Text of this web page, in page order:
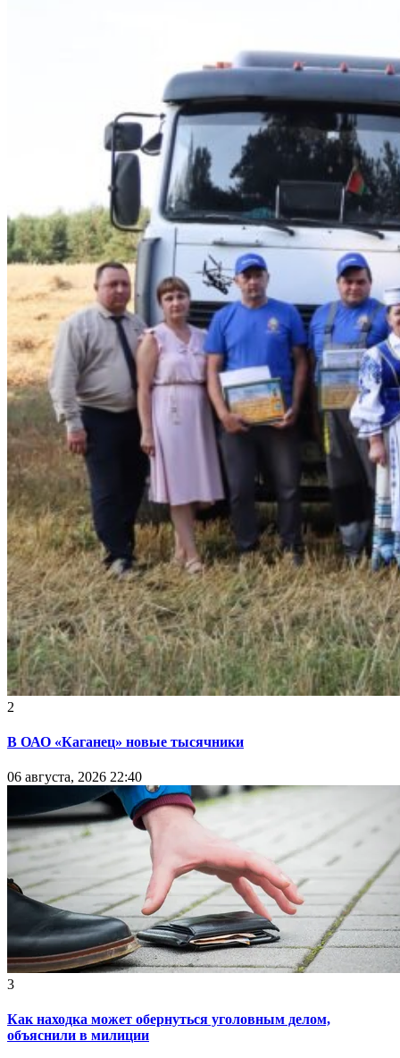
2
В ОАО «Каганец» новые тысячники
06 августа, 2026 22:40
3
Как находка может обернуться уголовным делом,
объяснили в милиции